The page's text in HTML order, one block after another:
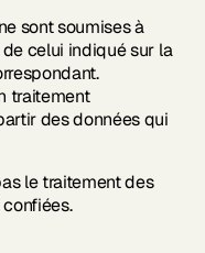
sont soumises à
celui indiqué sur la
traitement
des données qui
le traitement des